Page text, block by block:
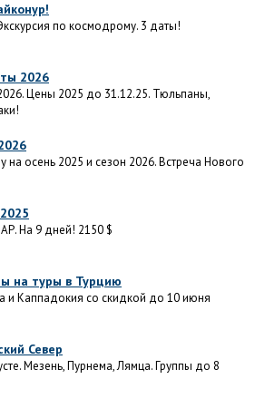
по космодрому. 3 даты!
2026
Цены 2025 до 31.12.25. Тюльпаны,
на осень 2025 и сезон 2026. Встреча Нового
На 9 дней! 2150 $
на туры в Турцию
и Каппадокия со скидкой до 10 июня
Север
Мезень, Пурнема, Лямца. Группы до 8